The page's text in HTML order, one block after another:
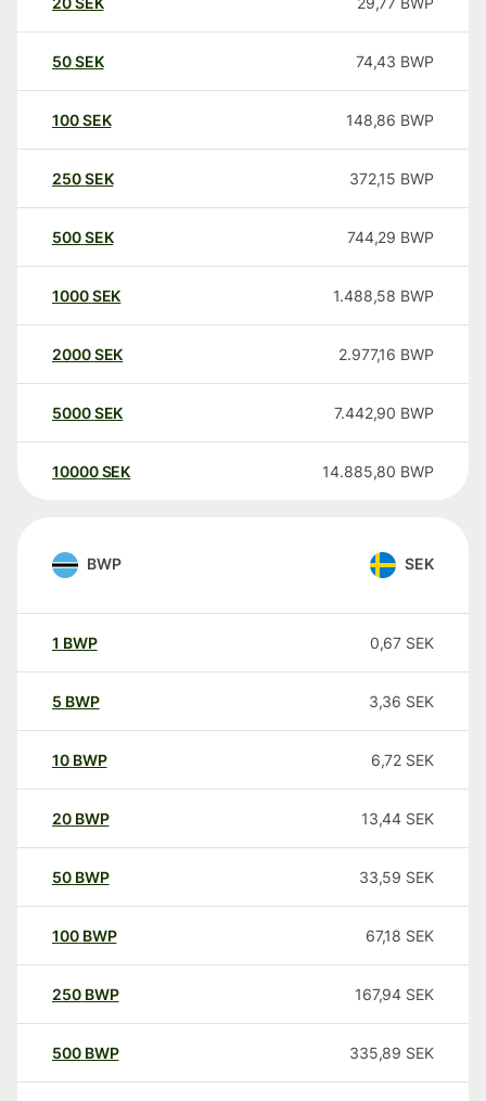
50SEK 74,43 BWP
100SEK 148,86 BWP
250SEK 372,15 BWP
500SEK 744,29 BWP
1000SEK 1.488,58 BWP
2000SEK 2.977,16 BWP
5000SEK 7.442,90 BWP
10000 SEK 14.885,80 BWP
BWP SEK
1 BWP 0,67 SEK
5 BWP 3,36 SEK
10 BWP 6,72 SEK
20 BWP 13,44 SEK
50 BWP 33,59 SEK
100 BWP 67,18 SEK
250 BWP 167,94 SEK
500 BWP 335,89 SEK